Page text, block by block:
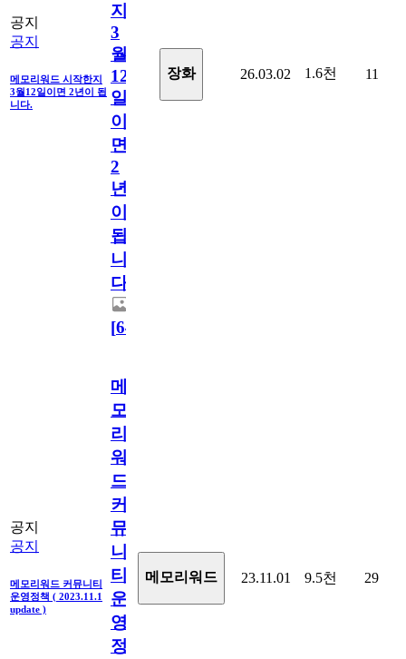
공지
공지
메모리워드 시작한지
3월12일이면 2년이 됩
니다.
지
3
월
12
일
이
면
2
년
이
됩
니
다.
[64
장화 26.03.02 1.6천 11
공지
공지
메모리워드 커뮤니티
운영정책 ( 2023.11.1
update )
메
모
리
워
드
커
뮤
니
티
운
영
정
메모리워드 23.11.01 9.5천 29